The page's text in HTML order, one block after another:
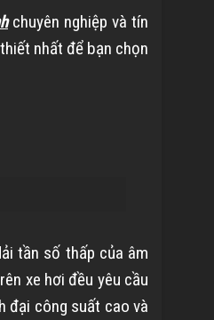
chuyên nghiệp và tín
nhất để bạn chọn
tần số thấp của âm
xe hơi đều yêu cầu
đại công suất cao và